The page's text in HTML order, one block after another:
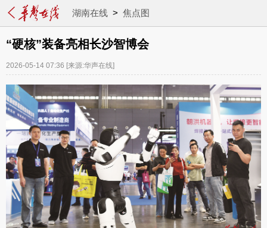
湖南在线> 焦点图
“硬核”装备亮相长沙智博会
2026-05-14 07:36 [来源:华声在线]